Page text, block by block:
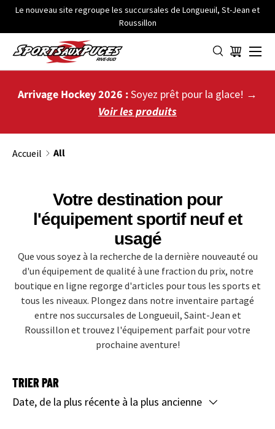
ALLER AU CONTENU
Le nouveau site regroupe les succursales de Longueuil, St-Jean et
Roussillon
Panier
Menu
Arrivage Hockey 2026 :Soyez prêt pour la glace! →
Voir les produits
Accueil All
Votre destination pour
l'équipement sportif neuf et
usagé
Que vous soyez à la recherche de la dernière nouveauté ou
d'un équipement de qualité à une fraction du prix, notre
boutique en ligne regorge d'articles pour tous les sports et
tous les niveaux. Plongez dans notre inventaire partagé
entre nos succursales de Longueuil, Saint-Jean et
Roussillon et trouvez l'équipement parfait pour votre
prochaine aventure!
TRIER PAR
Date, de la plus récente à la plus ancienne